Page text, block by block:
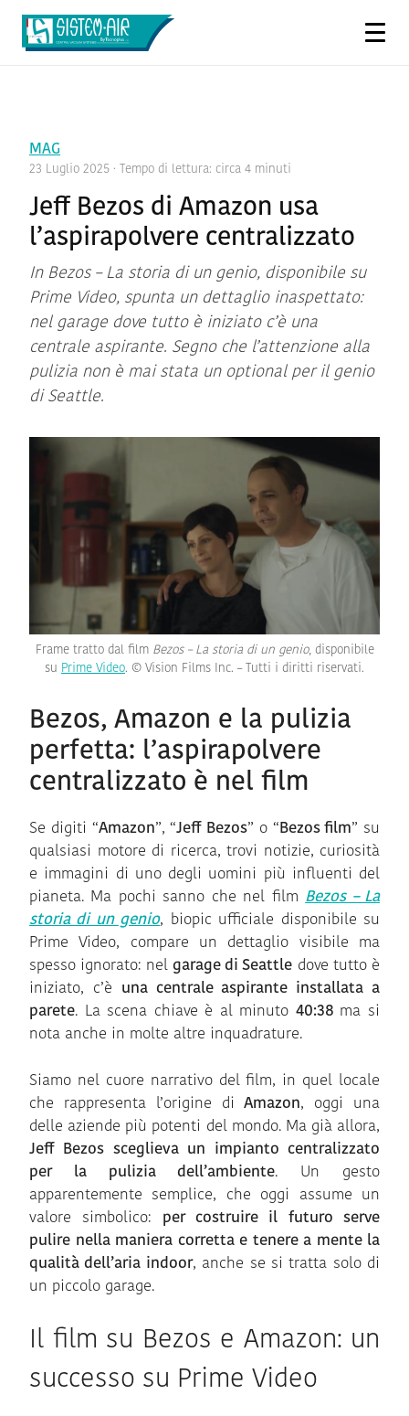
MAG
23 Luglio 2025 · Tempo di lettura: circa 4 minuti
Jeff Bezos di Amazon usa
l’aspirapolvere centralizzato
In Bezos – La storia di un genio, disponibile su
Prime Video, spunta un dettaglio inaspettato:
nel garage dove tutto è iniziato c’è una
centrale aspirante. Segno che l’attenzione alla
pulizia non è mai stata un optional per il genio
di Seattle.
Frame tratto dal film Bezos – La storia di un genio, disponibile
su Prime Video. © Vision Films Inc. – Tutti i diritti riservati.
Bezos, Amazon e la pulizia
perfetta: l’aspirapolvere
centralizzato è nel film
Se digiti “Amazon”, “Jeff Bezos” o “ Bezos film” su
qualsiasi motore di ricerca, trovi notizie, curiosità
e immagini di uno degli uomini più influenti del
pianeta. Ma pochi sanno che nel film Bezos – La
storia di un genio, biopic ufficiale disponibile su
Prime Video, compare un dettaglio visibile ma
spesso ignorato: nel garage di Seattle dove tutto è
iniziato, c’è una centrale aspirante installata a
parete. La scena chiave è al minuto 40:38 ma si
nota anche in molte altre inquadrature.
Siamo nel cuore narrativo del film, in quel locale
che rappresenta l’origine diAmazon, oggi una
delle aziende più potenti del mondo. Ma già allora,
Jeff Bezos sceglieva un impianto centralizzato
per la pulizia dell’ambiente. Un gesto
apparentemente semplice, che oggi assume un
valore simbolico: per costruire il futuro serve
pulire nella maniera corretta e tenere a mente la
qualità dell’aria indoor, anche se si tratta solo di
un piccolo garage.
Il film su Bezos e Amazon: un
successo su Prime Video